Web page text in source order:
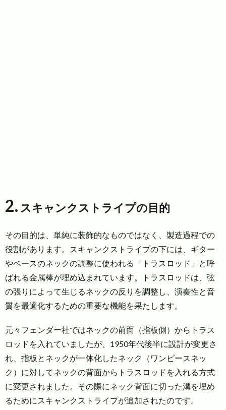
2. スキャンクストライプの目的
その目的は、単純に装飾的なものではなく、製造過程での
役割があります。スキャンクストライプの下には、ギター
やベースのネックの調整に使われる「トラスロッド」と呼
ばれる金属棒が埋め込まれています。トラスロッドは、弦
の張りによって生じるネックの反りを調整し、演奏性と音
質を最適化するための重要な機能を果たします。
元々フェンダー社ではネックの前面（指板側）からトラス
ロッドを入れていましたが、1950年代後半に設計が変更さ
れ、指板とネックが一体化したネック（ワンピースネッ
ク）に対してネックの背面からトラスロッドを入れる方式
に変更されました。その際にネック背面に切った溝を埋め
るためにスキャンクストライプが追加されたのです。